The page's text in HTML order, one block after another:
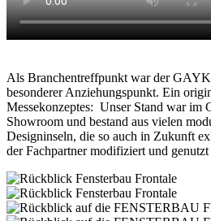
Als Branchentreffpunkt war der
besonderer Anziehungspunkt. Ein
Messekonzeptes: Unser Stand war im
Showroom und bestand aus vielen
Designinseln, die so auch in Zukunft
der Fachpartner modifiziert und